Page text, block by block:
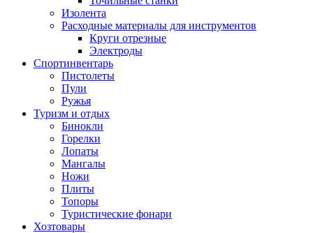
Изолента
Расходные материалы для инструментов
Круги отрезные
Электроды
Спортинвентарь
Пистолеты
Пули
Ружья
Туризм и отдых
Бинокли
Горелки
Лопаты
Мангалы
Ножи
Плиты
Топоры
Туристические фонари
Хозтовары